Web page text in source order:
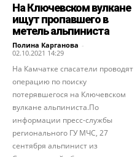
На Ключевском вулкане
ищут пропавшего в
метель альпиниста
Полина Карганова -
02.10.2021 14:29
На Камчатке спасатели проводят
операцию по поиску
потерявшегося на Ключевском
вулкане альпиниста.По
информации пресс-службы
регионального ГУ МЧС, 27
сентября альпинист из